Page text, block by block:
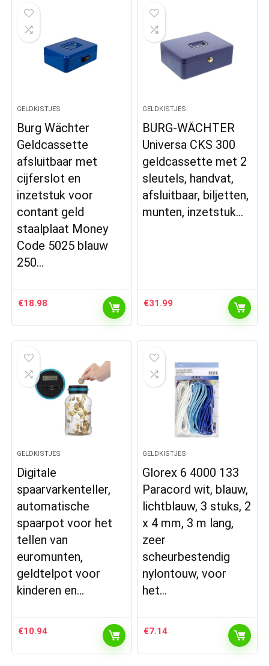
GELDKISTJES
Burg Wächter
Geldcassette
afsluitbaar met
cijferslot en
inzetstuk voor
contant geld
staalplaat Money
Code 5025 blauw
250…
€18.98
GELDKISTJES
BURG-WÄCHTER
Universa CKS 300
geldcassette met 2
sleutels, handvat,
afsluitbaar, biljetten,
munten, inzetstuk…
€31.99
GELDKISTJES
Digitale
spaarvarkenteller,
automatische
spaarpot voor het
tellen van
euromunten,
geldtelpot voor
kinderen en…
€10.94
GELDKISTJES
Glorex 6 4000 133
Paracord wit, blauw,
lichtblauw, 3 stuks, 2
x 4 mm, 3 m lang,
zeer
scheurbestendig
nylontouw, voor
het…
€7.14